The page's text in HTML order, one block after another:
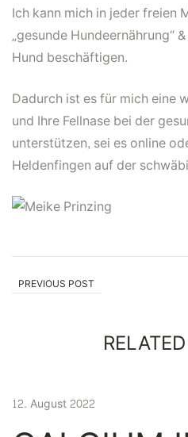
Ich kann mich in jeder freien
„gesunde Hundeernährung“
Hund beschäftigen.
Dadurch ist es für mich eine
und Ihre Fellnase bei der
unterstützen, sei es online
Heldenfingen auf der
PREVIOUS POST
12. August 2022